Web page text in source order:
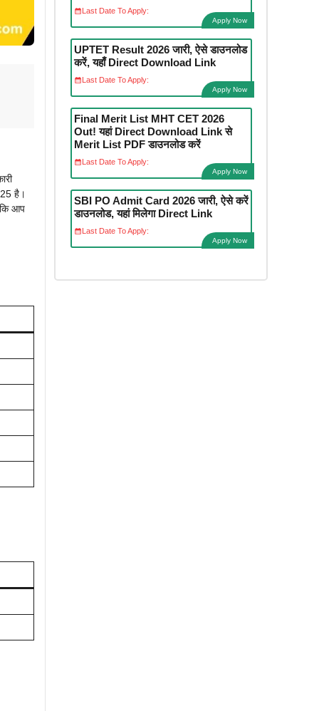
है।
आप
Last Date To Apply:
Apply Now
UPTET Result 2026 जारी, ऐसे डाउनलोड
करें, यहाँ Direct Download Link
Last Date To Apply:
Apply Now
Final Merit List MHT CET 2026
Out! यहां Direct Download Link से
Merit List PDF डाउनलोड करें
Last Date To Apply:
Apply Now
SBI PO Admit Card 2026 जारी, ऐसे करें
डाउनलोड, यहां मिलेगा Direct Link
Last Date To Apply:
Apply Now